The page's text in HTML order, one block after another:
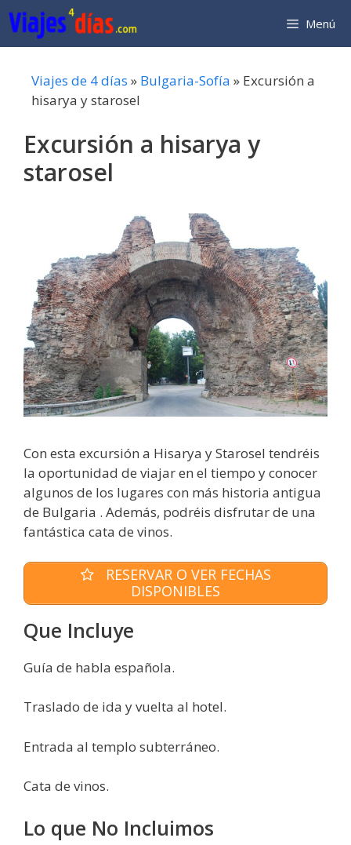
Saltar
al
contenido
Menú
Viajes de 4 días » Bulgaria-Sofía » Excursión a
hisarya y starosel
Excursión a hisarya y
starosel
Con esta excursión a Hisarya y Starosel tendréis
la oportunidad de viajar en el tiempo y conocer
algunos de los lugares con más historia antigua
de Bulgaria . Además, podréis disfrutar de una
fantástica cata de vinos.
RESERVAR O VER FECHAS
DISPONIBLES
Que Incluye
Guía de habla española.
Traslado de ida y vuelta al hotel.
Entrada al templo subterráneo.
Cata de vinos.
Lo que No Incluimos